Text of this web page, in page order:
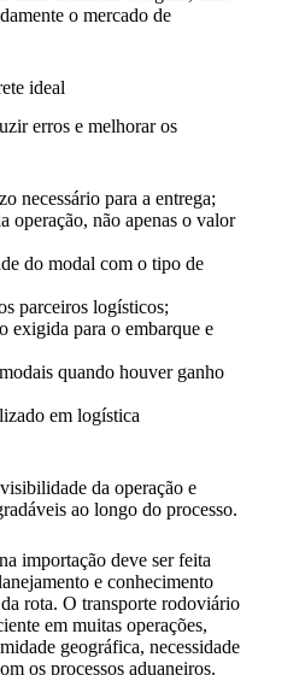
o mercado de
ideal
erros e melhorar os
necessário para a entrega;
operação, não apenas o valor
do modal com o tipo de
parceiros logísticos;
exigida para o embarque e
quando houver ganho
em logística
da operação e
ao longo do processo.
importação deve ser feita
e conhecimento
rota. O transporte rodoviário
em muitas operações,
geográfica, necessidade
os processos aduaneiros.